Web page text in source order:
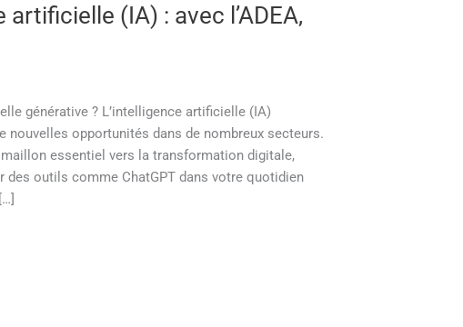
(IA) : avec l’ADEA,
générative ? L’intelligence artificielle (IA)
nouvelles opportunités dans de nombreux secteurs.
essentiel vers la transformation digitale,
des outils comme ChatGPT dans votre quotidien